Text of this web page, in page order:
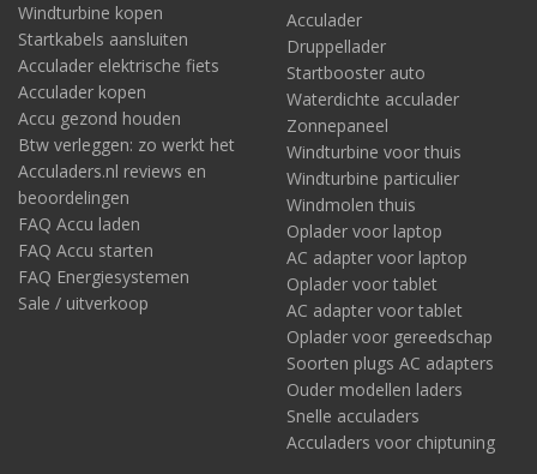
Windturbine kopen
Startkabels aansluiten
Acculader elektrische fiets
Acculader kopen
Accu gezond houden
Btw verleggen: zo werkt het
Acculaders.nl reviews en
beoordelingen
FAQ Accu laden
FAQ Accu starten
FAQ Energiesystemen
Sale / uitverkoop
Acculader
Druppellader
Startbooster auto
Waterdichte acculader
Zonnepaneel
Windturbine voor thuis
Windturbine particulier
Windmolen thuis
Oplader voor laptop
AC adapter voor laptop
Oplader voor tablet
AC adapter voor tablet
Oplader voor gereedschap
Soorten plugs AC adapters
Ouder modellen laders
Snelle acculaders
Acculaders voor chiptuning